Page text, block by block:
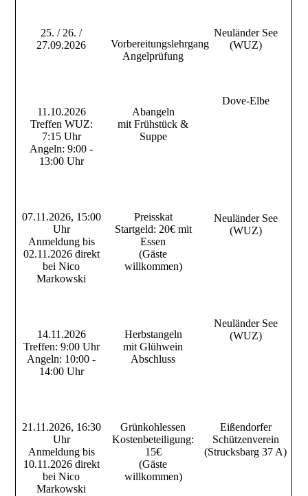
25. / 26. /
27.09.2026
Vorbereitungslehrgang
Angelprüfung
Neuländer See
(WUZ)
11.10.2026
Treffen WUZ:
7:15 Uhr
Angeln: 9:00 -
13:00 Uhr
Abangeln
mit Frühstück &
Suppe
Dove-Elbe
07.11.2026, 15:00
Uhr
Anmeldung bis
02.11.2026 direkt
bei Nico
Markowski
Preisskat
Startgeld: 20€ mit
Essen
(Gäste
willkommen)
Neuländer See
(WUZ)
14.11.2026
Treffen: 9:00 Uhr
Angeln: 10:00 -
14:00 Uhr
Herbstangeln
mit Glühwein
Abschluss
Neuländer See
(WUZ)
21.11.2026, 16:30
Uhr
Anmeldung bis
10.11.2026 direkt
bei Nico
Markowski
Grünkohlessen
Kostenbeteiligung:
15€
(Gäste
willkommen)
Eißendorfer
Schützenverein
(Strucksbarg 37 A)